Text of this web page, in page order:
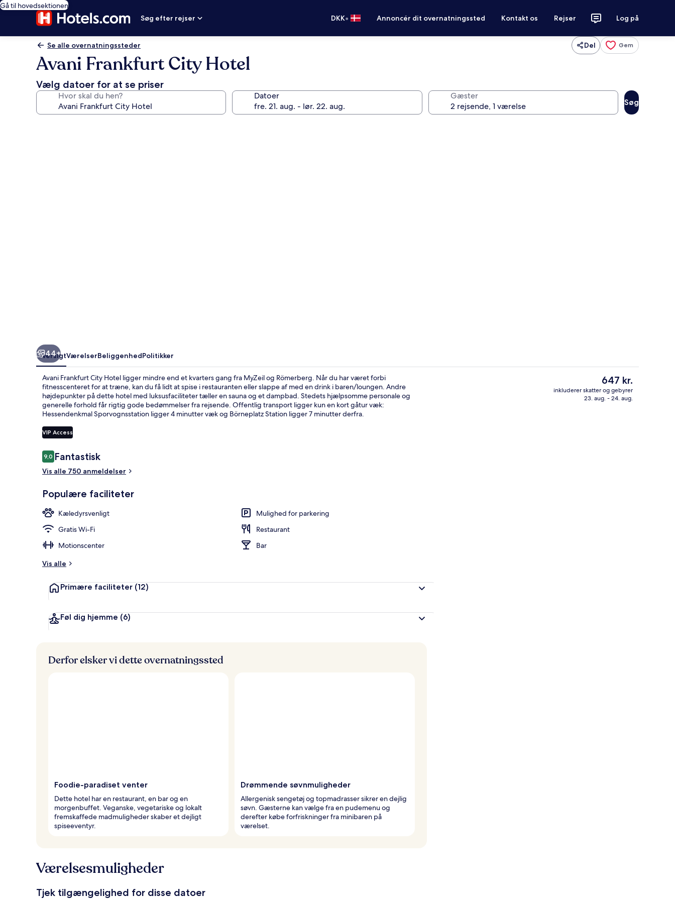
Gå til hovedsektionen
Søg efter rejser
DKK• Annoncér dit overnatningssted Kontakt os Rejser Log på
Se alle overnatningssteder Del Gem
Avani Frankfurt City Hotel
Vælg datoer for at se priser
Hvor skal du hen? Datoer Gæster
Søg
Morgenmadsbuffet hver dag mod et
44+
OversigtVærelserBeliggenhedPolitikker
Avani Frankfurt City Hotel ligger mindre end et kvarters gang fra MyZeil og Römerberg. Når du har været forbi
fitnesscenteret for at træne, kan du få lidt at spise i restauranten eller slappe af med en drink i baren/loungen. Andre
højdepunkter på dette hotel med luksusfaciliteter tæller en sauna og et dampbad. Stedets hjælpsomme personale og
generelle forhold får rigtig gode bedømmelser fra rejsende. Offentlig transport ligger kun en kort gåtur væk:
Hessendenkmal Sporvognsstation ligger 4 minutter væk og Börneplatz Station ligger 7 minutter derfra.
VIP Access
Anmeldelser
9,09,0 ud af 10.
Fantastisk
Vis alle 750 anmeldelser
Populære faciliteter
Kæledyrsvenligt
Mulighed for parkering
Gratis Wi-Fi
Restaurant
Motionscenter
Bar
Vis alle
Primære faciliteter (12)
Føl dig hjemme (6)
Den
nuværende
pris
647 kr.
inkluderer skatter og gebyrer
23. aug. - 24. aug.
Derfor elsker vi dette overnatningssted
Foodie-paradiset venter
Dette hotel har en restaurant, en bar og en
morgenbuffet. Veganske, vegetariske og lokalt
fremskaffede madmuligheder skaber et dejligt
spiseeventyr.
Drømmende søvnmuligheder
Allergenisk sengetøj og topmadrasser sikrer en dejlig
søvn. Gæsterne kan vælge fra en pudemenu og
derefter købe forfriskninger fra minibaren på
værelset.
Værelsesmuligheder
Tjek tilgængelighed for disse datoer